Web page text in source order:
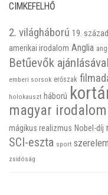
CIMKEFELHŐ
2. világháború 19. század
amerikai irodalom Anglia
Betűevők ajánlásával
emberi sorsok erőszak
holokauszt háború
magyar irodalom
mágikus realizmus Nobel-díj
SCI-eszta sport szerelem
zsidóság